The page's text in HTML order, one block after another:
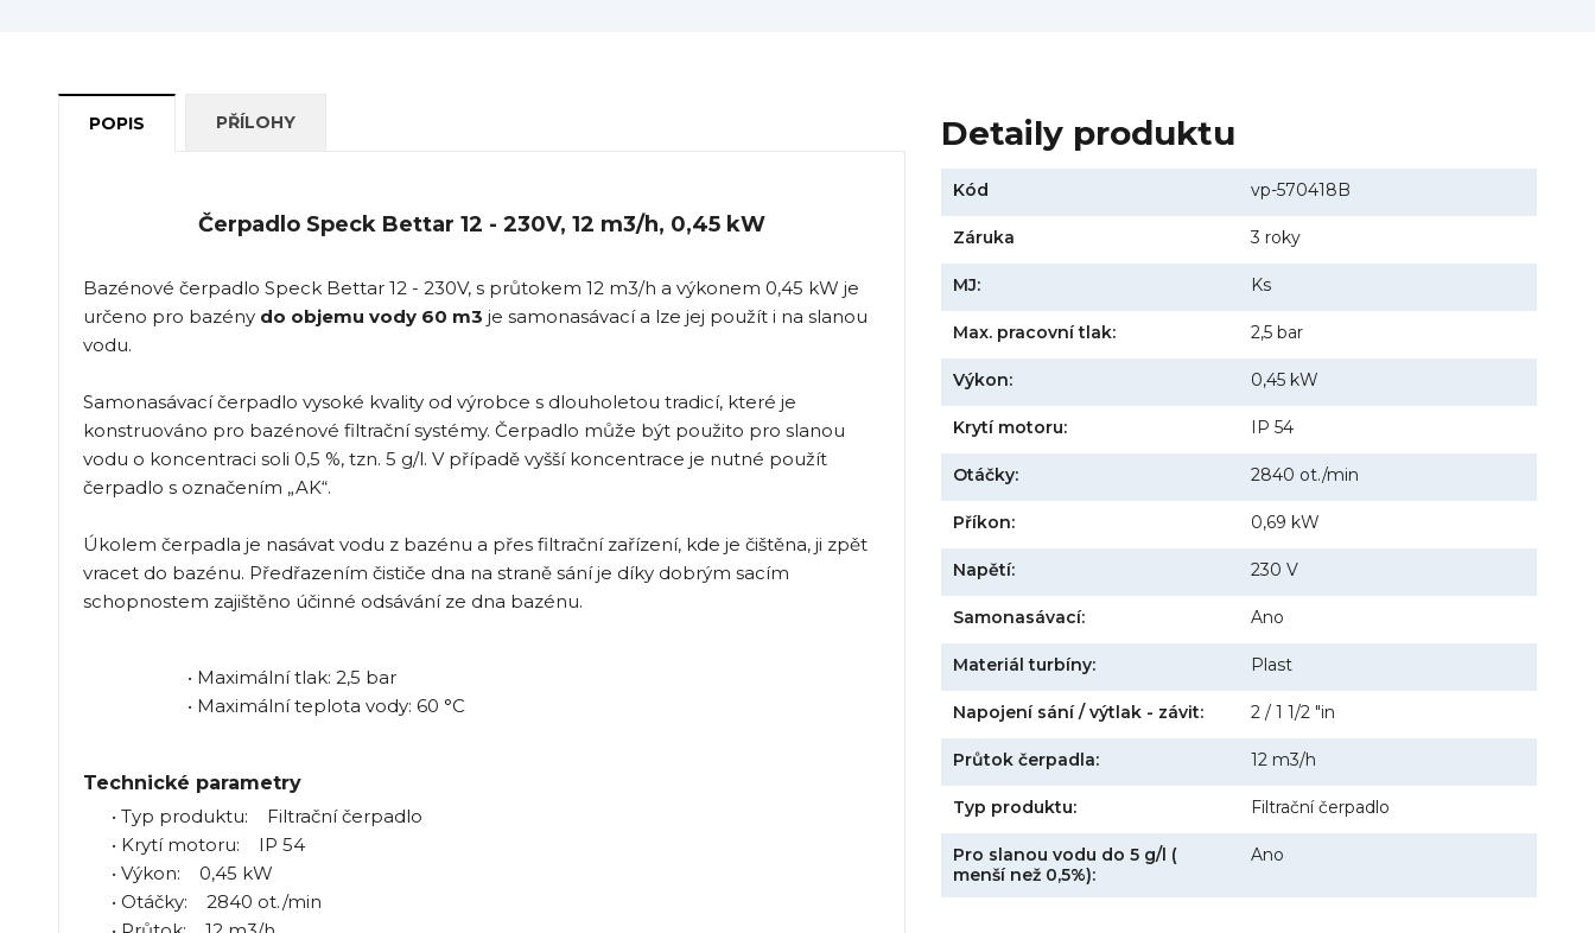
POPIS PŘÍLOHY
Čerpadlo Speck Bettar 12 - 230V, 12 m3/h, 0,45 kW
Bazénové čerpadlo Speck Bettar 12 - 230V, s průtokem 12 m3/h a výkonem 0,45 kW je
určeno pro bazény do objemu vody 60 m3 je samonasávací a lze jej použít i na slanou
vodu.
Samonasávací čerpadlo vysoké kvality od výrobce s dlouholetou tradicí, které je
konstruováno pro bazénové filtrační systémy. Čerpadlo může být použito pro slanou
vodu o koncentraci soli 0,5 %, tzn. 5 g/l. V případě vyšší koncentrace je nutné použít
čerpadlo s označením „AK“.
Úkolem čerpadla je nasávat vodu z bazénu a přes filtrační zařízení, kde je čištěna, ji zpět
vracet do bazénu. Předřazením čističe dna na straně sání je díky dobrým sacím
schopnostem zajištěno účinné odsávání ze dna bazénu.
• Maximální tlak: 2,5 bar
• Maximální teplota vody: 60 °C
Technické parametry
• Typ produktu: Filtrační čerpadlo
• Krytí motoru: IP 54
• Výkon: 0,45 kW
• Otáčky: 2840 ot./min
Detaily produktu
Kód vp-570418B
Záruka 3 roky
MJ: Ks
Max. pracovní tlak: 2,5 bar
Výkon: 0,45 kW
Krytí motoru: IP 54
Otáčky: 2840 ot./min
Příkon: 0,69 kW
Napětí: 230 V
Samonasávací: Ano
Materiál turbíny: Plast
Napojení sání / výtlak - závit: 2 / 1 1/2 "in
Průtok čerpadla: 12 m3/h
Typ produktu: Filtrační čerpadlo
Pro slanou vodu do 5 g/l (
menší než 0,5%):
Ano